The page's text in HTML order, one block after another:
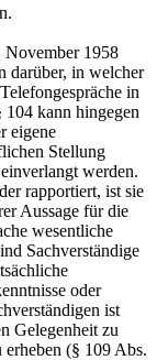
November 1958
darüber, in welcher
in
104 kann hingegen
eigene
Stellung
werden.
rapportiert, ist sie
Aussage für die
wesentliche
Sachverständige
oder
ist
Gelegenheit zu
erheben (§ 109 Abs.